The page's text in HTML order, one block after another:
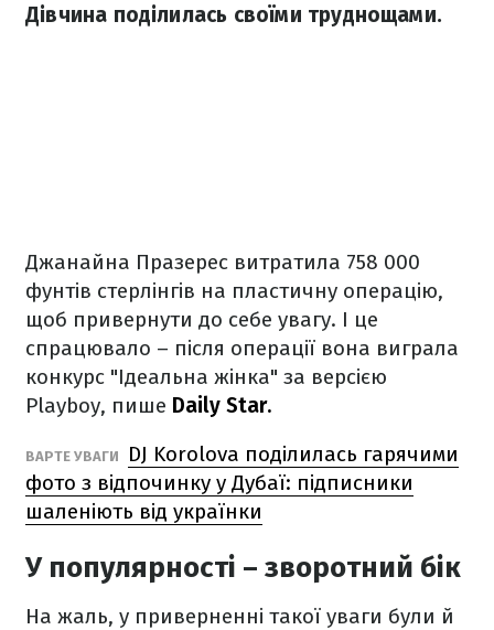
Дівчина поділилась своїми труднощами.
Джанайна Празерес витратила 758 000
фунтів стерлінгів на пластичну операцію,
щоб привернути до себе увагу. І це
спрацювало – після операції вона виграла
конкурс "Ідеальна жінка" за версією
Playboy, пише Daily Star.
ВАРТЕ УВАГИ
DJ Korolova поділилась гарячими
фото з відпочинку у Дубаї: підписники
шаленіють від українки
У популярності – зворотний бік
На жаль, у приверненні такої уваги були й